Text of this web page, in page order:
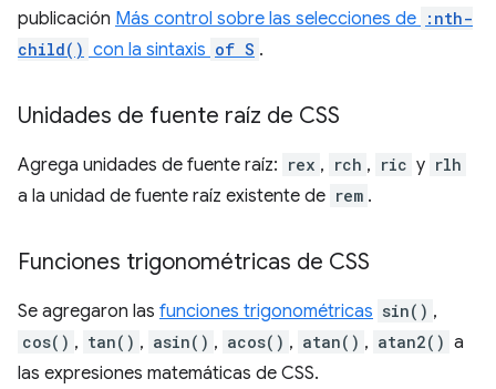
publicación Más control sobre las selecciones de :nth-
child() con la sintaxis of S .
Unidades de fuente raíz de CSS
Agrega unidades de fuente raíz: rex , rch , ric y rlh
a la unidad de fuente raíz existente de rem .
Funciones trigonométricas de CSS
Se agregaron las funciones trigonométricas sin() ,
cos() , tan() , asin() , acos() , atan() , atan2() a
las expresiones matemáticas de CSS.